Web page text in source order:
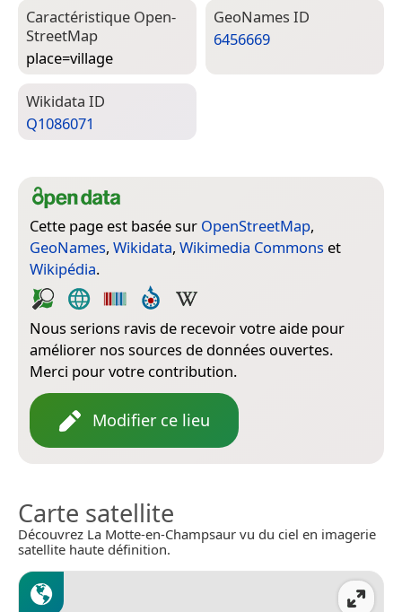
Caractéristique Open­
Street­Map
place=­village
Geo­Names ID
6456669
Wiki­data ID
Q1086071
Cette page est basée sur OpenStreetMap,
GeoNames, Wikidata, Wikimedia Commons et
Wikipédia.
Nous serions ravis de recevoir votre aide pour
améliorer nos sources de données ouvertes.
Merci pour votre contribution.
Modifier ce lieu
Carte satellite
Découvrez La Motte-en-Champsaur vu du ciel en imagerie
satellite haute définition.